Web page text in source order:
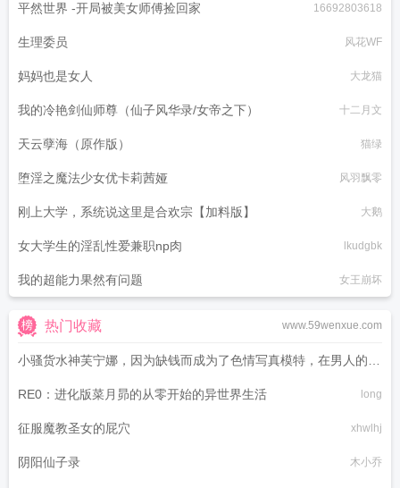
平然世界 -开局被美女师傅捡回家 16692803618
生理委员 风花WF
妈妈也是女人 大龙猫
我的冷艳剑仙师尊（仙子风华录/女帝之下） 十二月文
天云孽海（原作版） 猫绿
堕淫之魔法少女优卡莉茜娅 风羽飘零
刚上大学，系统说这里是合欢宗【加料版】 大鹅
女大学生的淫乱性爱兼职np肉 lkudgbk
我的超能力果然有问题 女王崩坏
www.59wenxue.com
热门收藏
小骚货水神芙宁娜，因为缺钱而成为了色情写真模特，在男人的大
肉棒下欲仙欲死 ilithyia
RE0：进化版菜月昴的从零开始的异世界生活 long
征服魔教圣女的屁穴 xhwlhj
阴阳仙子录 木小乔